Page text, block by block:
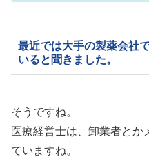
最近では大手の製薬会社
いると聞きました。
そうですね。
医療経営士は、卸業者とか
ていますね。